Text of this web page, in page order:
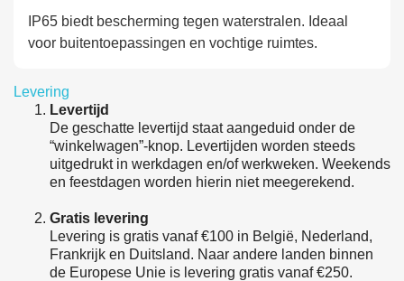
IP65 biedt bescherming tegen waterstralen. Ideaal
voor buitentoepassingen en vochtige ruimtes.
Levering
Levertijd
De geschatte levertijd staat aangeduid onder de
“winkelwagen”-knop. Levertijden worden steeds
uitgedrukt in werkdagen en/of werkweken. Weekends
en feestdagen worden hierin niet meegerekend.
Gratis levering
Levering is gratis vanaf €100 in België, Nederland,
Frankrijk en Duitsland. Naar andere landen binnen
de Europese Unie is levering gratis vanaf €250.